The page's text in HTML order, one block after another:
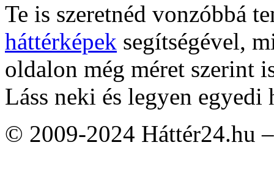
Te is szeretnéd vonzóbbá
háttérképek segítségével,
oldalon még méret szerint
Láss neki és legyen egyedi
© 2009-2024 Háttér24.hu